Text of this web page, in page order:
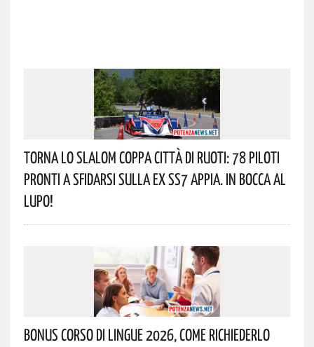
Torna Lo Slalom Coppa Città Di Ruoti: 78 Piloti
Pronti A Sfidarsi Sulla Ex SS7 Appia. In Bocca Al
Lupo!
Bonus Corso Di Lingue 2026, Come Richiederlo